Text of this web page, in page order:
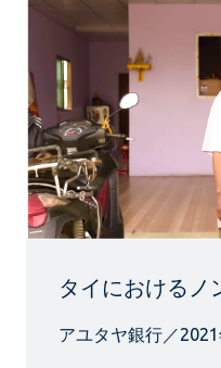
タイにおけるノ
アユタヤ銀行／